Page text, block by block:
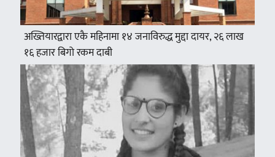
अख्तियारद्वारा एकै महिनामा १४ जनाविरुद्ध मुद्दा दायर, २६ लाख
१६ हजार बिगो रकम दाबी